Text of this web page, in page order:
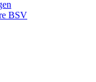
BSV